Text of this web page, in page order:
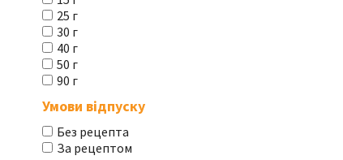
25 г
30 г
40 г
50 г
90 г
Умови відпуску
Без рецепта
За рецептом